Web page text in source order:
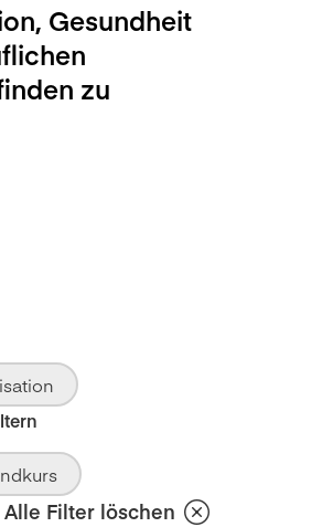
Gesundheit
zu
Alle Filter löschen